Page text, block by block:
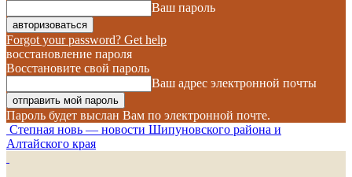
Ваш пароль
Forgot your password? Get help
восстановление пароля
Восстановите свой пароль
Ваш адрес электронной почты
Пароль будет выслан Вам по электронной почте.
Степная новь — новости Шипуновского района и
Алтайского края